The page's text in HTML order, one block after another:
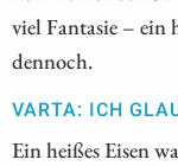
viel Fantasie – ein
dennoch.
VARTA: ICH
Ein heißes Eisen